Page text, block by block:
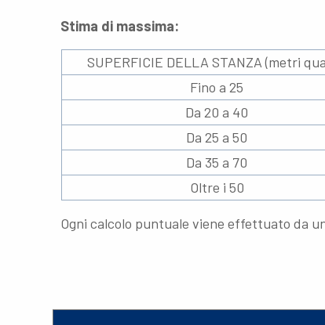
Stima di massima:
SUPERFICIE DELLA STANZA (metri
Fino a 25
Da 20 a 40
Da 25 a 50
Da 35 a 70
Oltre i 50
Ogni calcolo puntuale viene effettuato da